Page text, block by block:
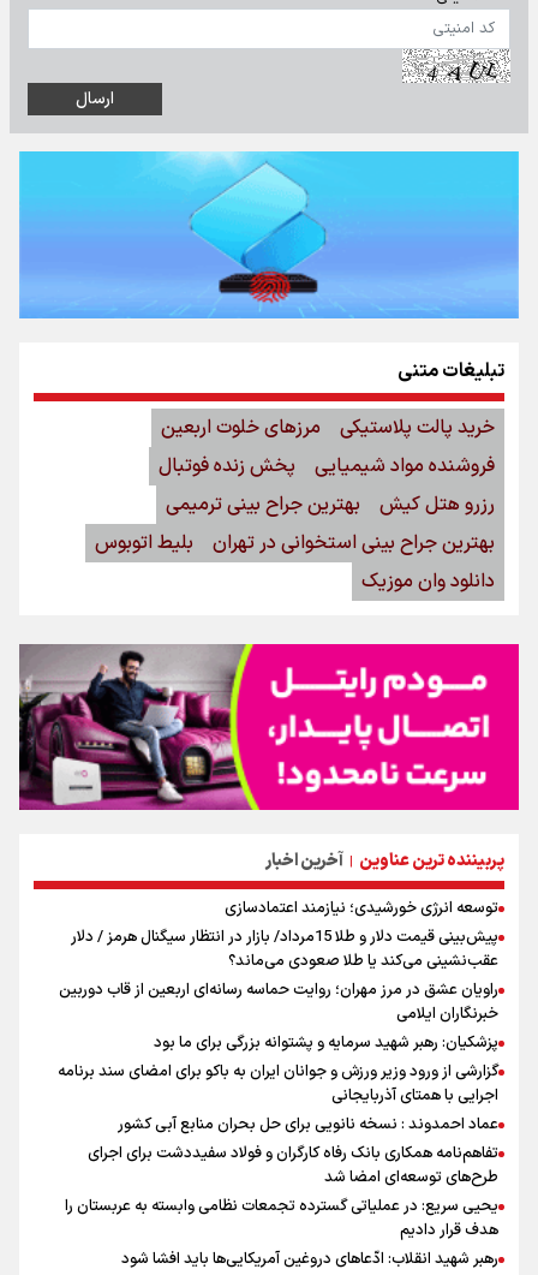
پربیننده ترین عناوین | آخرین اخبار
توسعه انرژی خورشیدی؛ نیازمند اعتمادسازی
پیش‌بینی قیمت دلار و طلا 15مرداد/ بازار در انتظار سیگنال هرمز / دلار
عقب‌نشینی می‌کند یا طلا صعودی می‌ماند؟
راویان عشق در مرز مهران؛ روایت حماسه‌ رسانه‌ای اربعین از قاب دوربین
خبرنگاران ایلامی
پزشکیان: رهبر شهید سرمایه و پشتوانه بزرگی برای ما بود
گزارشی از ورود وزیر ورزش و جوانان ایران به باکو برای امضای سند برنامه
اجرایی با همتای آذربایجانی
عماد احمدوند : نسخه نانویی برای حل بحران منابع آبی کشور
تفاهم‌نامه همکاری بانک رفاه کارگران و فولاد سفیددشت برای اجرای
طرح‌های توسعه‌ای امضا شد
یحیی سریع: در عملیاتی گسترده تجمعات نظامی وابسته به عربستان را
هدف قرار دادیم
رهبر شهید انقلاب: ادّعاهای دروغین آمریکایی‌ها باید افشا شود
تبلیغات متنی
خرید پالت پلاستیکی
مرزهای خلوت اربعین
فروشنده مواد شیمیایی
پخش زنده فوتبال
رزرو هتل کیش
بهترین جراح بینی ترمیمی
بهترین جراح بینی استخوانی در تهران
بلیط اتوبوس
دانلود وان موزیک